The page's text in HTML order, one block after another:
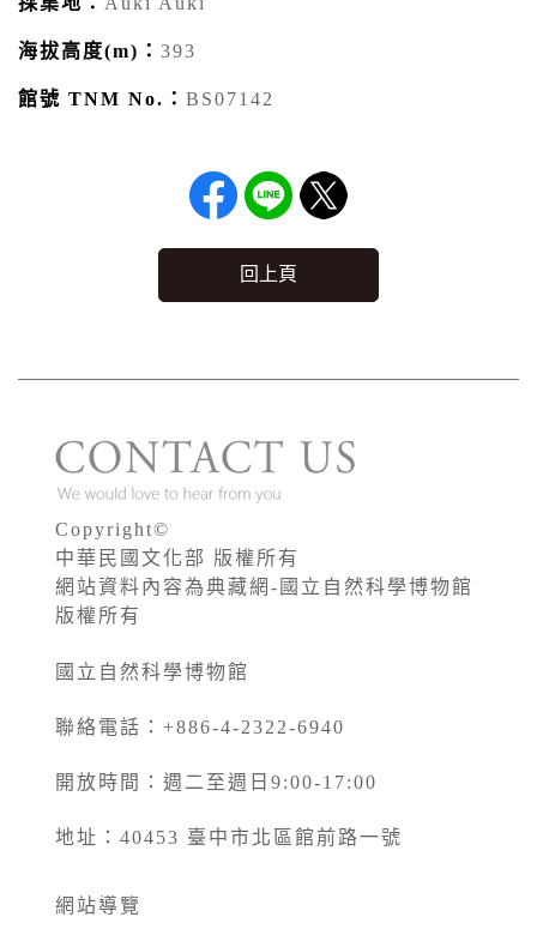
海拔高度(m)： 393
館號 TNM No.： BS07142
回上頁
Copyright©
中華民國文化部 版權所有
網站資料內容為典藏網-國立自然科學博物館
版權所有
國立自然科學博物館
聯絡電話：+886-4-2322-6940
開放時間：週二至週日9:00-17:00
地址：40453 臺中市北區館前路一號
網站導覽